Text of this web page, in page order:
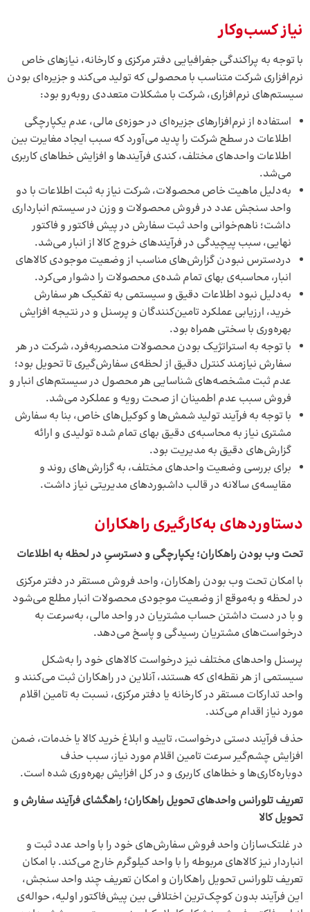
نیاز کسب‌وکار
با توجه به پراکندگی جغرافیایی دفتر مرکزی و کارخانه، نیازهای خاص
نرم‌افزاری شرکت متناسب با محصولی که تولید می‌کند و جزیره‌ای بودن
سیستم‌های نرم‌افزاری، شرکت با مشکلات متعددی روبه‌رو بود:
استفاده از نرم‌افزارهای جزیره‌ای در حوزه‌ی مالی، عدم یکپارچگی
اطلاعات در سطح شرکت را پدید می‌آورد که سبب ایجاد مغایرت بین
اطلاعات واحدهای مختلف، کندی فرآیندها و افزایش خطاهای کاربری
می‌شد.
به‌دلیل ماهیت خاص محصولات، شرکت نیاز به ثبت اطلاعات با دو
واحد سنجش عدد در فروش محصولات و وزن در سیستم انبارداری
داشت؛ نا‌هم‌خوانی واحد ثبت سفارش در پیش فاکتور و فاکتور
نهایی، سبب پیچیدگی در فرآیندهای خروج کالا از انبار می‌شد.
دردسترس نبودن گزارش‌های مناسب از وضعیت موجودی کالاهای
انبار، محاسبه‌ی بهای تمام شده‌ی محصولات را دشوار می‌کرد.
به‌دلیل نبود اطلاعات دقیق و سیستمی به تفکیک هر سفارش
خرید، ارزیابی عملکرد تامین‌کنندگان و پرسنل و در نتیجه افزایش
بهره‌وری با سختی همراه بود.
با توجه به استراتژیک بودن محصولات منحصربه‌فرد، شرکت در هر
سفارش نیازمند کنترل دقیق از لحظه‌ی سفارش‌گیری تا تحویل بود؛
عدم ثبت مشخصه‌های شناسایی هر محصول در سیستم‌های انبار و
فروش سبب عدم اطمینان از صحت رویه و عملکرد می‌شد.
با توجه به فرآیند تولید شمش‌ها و کوکیل‌های خاص، بنا به سفارش
مشتری نیاز به محاسبه‌ی دقیق بهای تمام شده تولیدی و ارائه
گزارش‌های دقیق به مدیریت بود.
برای بررسی وضعیت واحدهای مختلف، به گزارش‌های روند و
مقایسه‌ی سالانه در قالب داشبوردهای مدیریتی نیاز داشت.
دستاوردهای به‌کارگیری راهکاران
تحت وب بودن راهکاران؛ یکپارچگی و دسترسیِ در لحظه به اطلاعات
با امکان تحت وب بودن راهکاران، واحد فروش مستقر در دفتر مرکزی
در لحظه و به‌موقع از وضعیت موجودی محصولات انبار مطلع می‌شود
و با در دست داشتن حساب مشتریان در واحد مالی، به‌سرعت به
درخواست‌های مشتریان رسیدگی و پاسخ می‌دهد.
پرسنل واحدهای مختلف نیز درخواست کالاهای خود را به‌شکل
سیستمی از هر نقطه‌ای که هستند، آنلاین در راهکاران ثبت می‌کنند و
واحد تدارکات مستقر در کارخانه یا دفتر مرکزی، نسبت به تامین اقلام
مورد نیاز اقدام می‌کند.
حذف فرآیند دستی درخواست، تایید و ابلاغ خرید کالا یا خدمات، ضمن
افزایش چشم‌گیر سرعت تامین اقلام مورد نیاز، سبب حذف
دوباره‌کاری‌ها و خطاهای کاربری و در کل افزایش بهره‌وری شده است.
تعریف تلورانس واحدهای تحویل راهکاران؛ راهگشای فرآیند سفارش و
تحویل کالا
در غلتک‌سازان واحد فروش سفارش‌های خود را با واحد عدد ثبت و
انباردار نیز کالاهای مربوطه را با واحد کیلوگرم خارج می‌کند. با امکان
تعریف تلورانس تحویل راهکاران و امکان تعریف چند واحد سنجش،
این فرآیند بدون کوچک‌ترین اختلافی بین پیش‌فاکتور اولیه، حواله‌ی